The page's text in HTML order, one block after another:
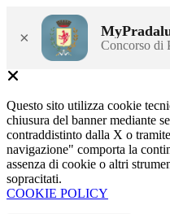
× Concorso di
Questo sito utilizza cookie
chiusura del banner mediante
contraddistinto dalla X o
navigazione" comporta la
assenza di cookie o altri
sopracitati.
COOKIE POLICY